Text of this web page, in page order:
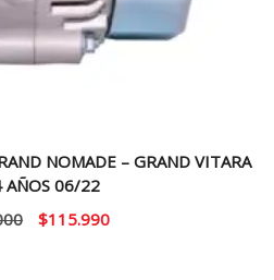
NOMADE – GRAND VITARA
AÑOS 06/22
El
$115.990El